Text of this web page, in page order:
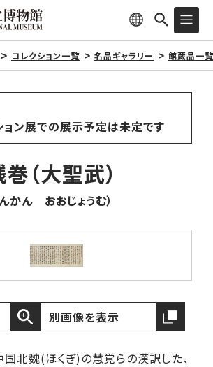
コレクション一覧 名品ギャラリー 館蔵品一覧
ン展での展示予定は未定です
（大聖武）
んかん おおじょうむ）
別画像を表示
国北魏(ほくぎ)の慧覚らの漢訳した、